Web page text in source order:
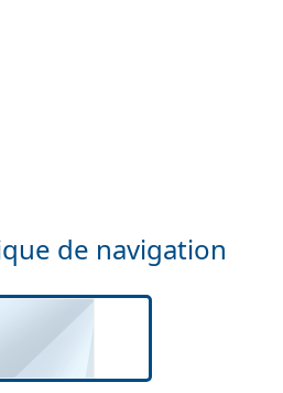
de navigation